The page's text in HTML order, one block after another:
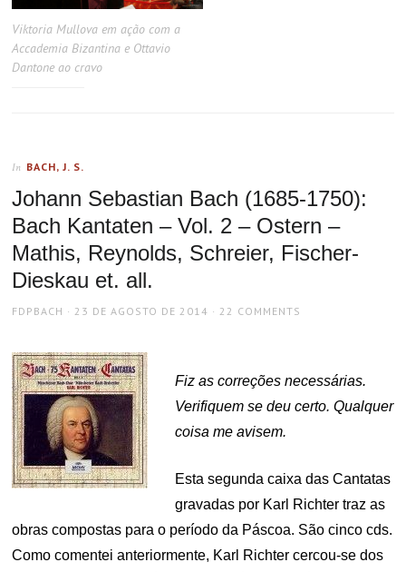
Viktoria Mullova em ação com a
Accademia Bizantina e Ottavio
Dantone ao cravo
In BACH, J. S.
Johann Sebastian Bach (1685-1750):
Bach Kantaten – Vol. 2 – Ostern –
Mathis, Reynolds, Schreier, Fischer-
Dieskau et. all.
AUTHOR
FDPBACH
POSTED
23 DE AGOSTO DE 2014 22 COMMENTS
Fiz as correções necessárias.
Verifiquem se deu certo. Qualquer
coisa me avisem.
Esta segunda caixa das Cantatas
gravadas por Karl Richter traz as
obras compostas para o período da Páscoa. São cinco cds.
Como comentei anteriormente, Karl Richter cercou-se dos